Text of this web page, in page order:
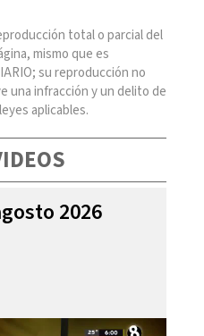
total o parcial del
mismo que es
su reproducción no
una infracción y un delito de
aplicables.
2026